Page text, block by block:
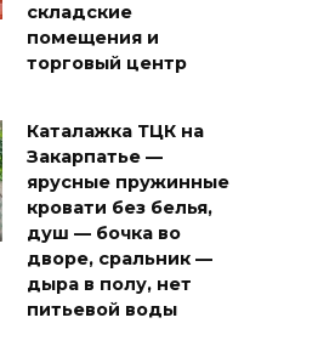
складские
помещения и
торговый центр
Каталажка ТЦК на
Закарпатье —
ярусные пружинные
кровати без белья,
душ — бочка во
дворе, сральник —
дыра в полу, нет
питьевой воды